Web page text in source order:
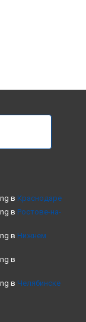
в Краснодаре
в Ростове-на-
в Нижнем
в
в Челябинске
в